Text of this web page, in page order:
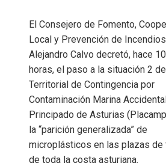
El Consejero de Fomento,
Local y Prevención de
Alejandro Calvo decretó, hace
horas, el paso a la situación 2
Territorial de Contingencia por
Contaminación Marina
Principado de Asturias
la “parición generalizada” de
microplásticos en las plazas de
de toda la costa asturiana.